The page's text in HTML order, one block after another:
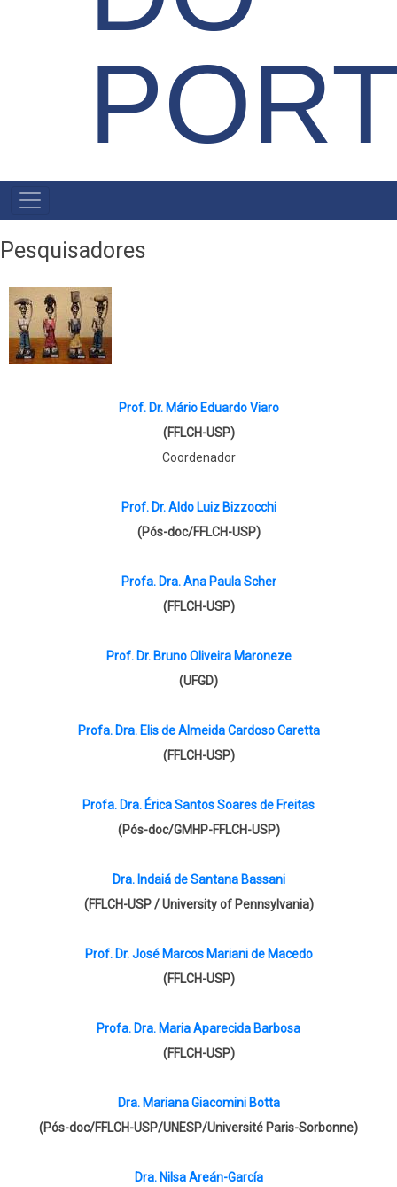
NAVEGAÇÃO
PRINCIPAL
Pesquisadores
Prof. Dr. Mário Eduardo Viaro
(FFLCH-USP)
Coordenador
Prof. Dr. Aldo Luiz Bizzocchi
(Pós-doc/FFLCH-USP)
Profa. Dra. Ana Paula Scher
(FFLCH-USP)
Prof. Dr. Bruno Oliveira Maroneze
(UFGD)
Profa. Dra. Elis de Almeida Cardoso Caretta
(FFLCH-USP)
Profa. Dra. Érica Santos Soares de Freitas
(Pós-doc/GMHP-FFLCH-USP)
Dra. Indaiá de Santana Bassani
(FFLCH-USP / University of Pennsylvania)
Prof. Dr. José Marcos Mariani de Macedo
(FFLCH-USP)
Profa. Dra. Maria Aparecida Barbosa
(FFLCH-USP)
Dra. Mariana Giacomini Botta
(Pós-doc/FFLCH-USP/UNESP/Université Paris-Sorbonne)
Dra. Nilsa Areán-García